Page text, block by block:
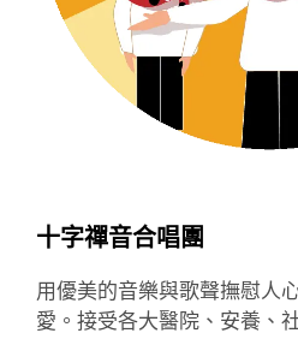
十字禪音合唱團
用優美的音樂與歌聲撫慰人
愛。接受各大醫院、安養、